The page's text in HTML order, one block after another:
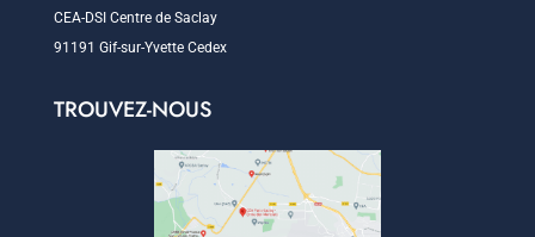
CEA-DSI Centre de Saclay
91191 Gif-sur-Yvette Cedex
TROUVEZ-NOUS